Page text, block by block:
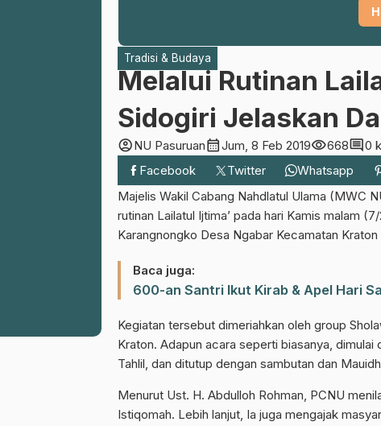
Tradisi & Budaya
Melalui Rutinan
Sidogiri Jelaskan
account_circleNU Pasuruancalendar_monthJum, 8 Feb 2019visibility668comment0
Facebook
Twitter Whatsapp
Majelis Wakil Cabang Nahdlatul Ulama (MWC
rutinan Lailatul Ijtima’ pada hari Kamis malam
Karangnongko Desa Ngabar Kecamatan
Baca juga:
600-an Santri Ikut Kirab & Apel Hari
Kegiatan tersebut dimeriahkan oleh group
Kraton. Adapun acara seperti biasanya, dimulai
Tahlil, dan ditutup dengan sambutan dan
Menurut Ust. H. Abdulloh Rohman, PCNU
Istiqomah. Lebih lanjut, Ia juga mengajak